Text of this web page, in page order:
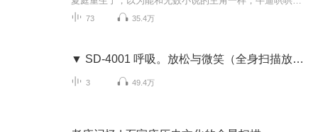
73 35.4万
▼ SD-4001 呼吸。放松与微笑（全身扫描放松法）
3 49.4万